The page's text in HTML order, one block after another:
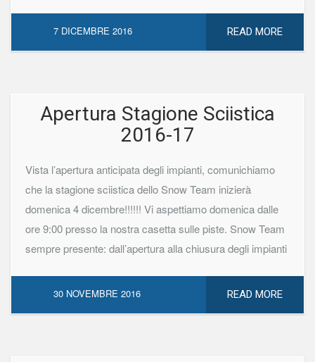
READ MORE
7 DICEMBRE 2016
Apertura Stagione Sciistica
2016-17
Vista l’apertura anticipata degli impianti, comunichiamo
che la stagione sciistica dello Snow Team inizierà
domenica 4 dicembre!!!!!! Vi aspettiamo domenica dalle
ore 9:00 presso la nostra casetta sulle piste. Snow Team
sempre presente: dall’apertura alla chiusura degli impianti
READ MORE
30 NOVEMBRE 2016